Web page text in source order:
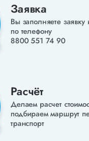
Заявка
Вы заполняете заявку
по телефону
8800 551 74 90
Расчёт
Делаем расчет
подбираем маршрут
транспорт